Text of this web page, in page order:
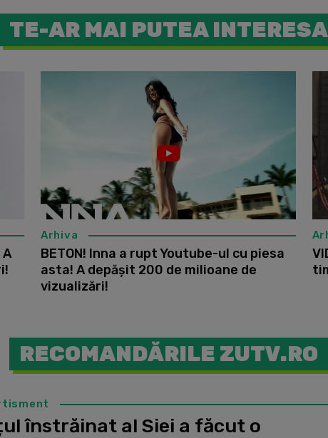
TE-AR MAI PUTEA INTERESA
Arhiva
BETON! Inna a rupt Youtube-ul cu piesa
asta! A depășit 200 de milioane de
vizualizări!
RECOMANDĂRILE ZUTV.RO
înstrăinat al Siei a făcut o